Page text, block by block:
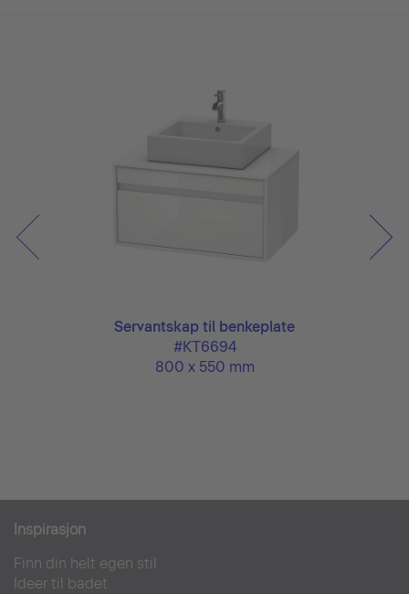
Servantskap til benkeplate
#KT6694
800 x 550 mm
Inspirasjon
Finn din helt egen stil
Ideer til badet